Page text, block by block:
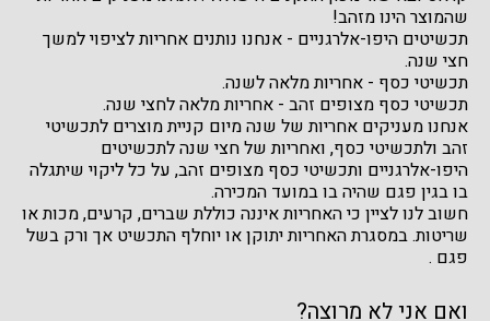
שהמוצר הינו מזהב!
תכשיטים היפו-אלרגניים - אנחנו נותנים אחריות לציפוי למשך
חצי שנה.
תכשיטי כסף - אחריות מלאה לשנה.
תכשיטי כסף מצופים זהב - אחריות מלאה לחצי שנה.
אנחנו מעניקים אחריות של שנה מיום קניית מוצרים לתכשיטי
זהב ולתכשיטי כסף, ואחריות של חצי שנה לתכשיטים
היפו-אלרגניים ותכשיטי כסף מצופים זהב, על כל ליקוי שיתגלה
בו בגין פגם שהיה בו במועד המכירה.
חשוב לנו לציין כי האחריות איננה כוללת שברים, קרעים, מכות או
שריטות. במסגרת האחריות יתוקן או יוחלף התכשיט אך ורק בשל
פגם .
ואם אני לא מרוצה?